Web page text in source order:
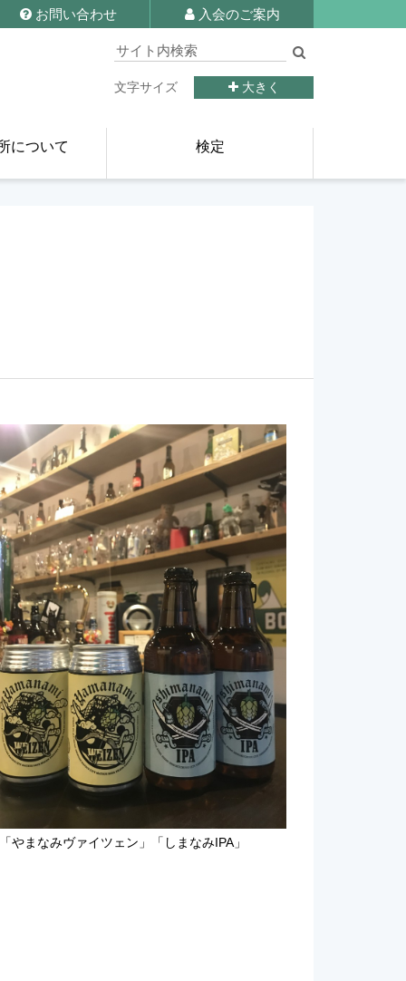
お問い合わせ 入会のご案内
文字サイズ 大きく
について 検定
やまなみヴァイツェン」「しまなみIPA」